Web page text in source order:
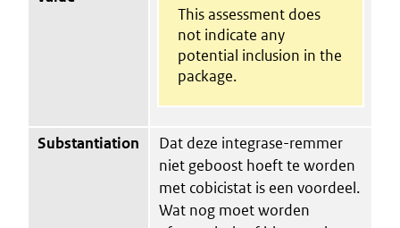
This assessment does
not indicate any
potential inclusion in the
package.
Substantiation
Dat deze integrase-remmer
niet geboost hoeft te worden
met cobicistat is een voordeel.
Wat nog moet worden